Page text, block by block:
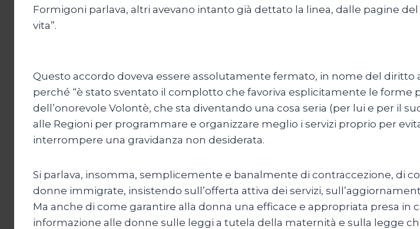
Formigoni parlava, altri avevano intanto già dettato la linea, dalle pagine
vita”.
Questo accordo doveva essere assolutamente fermato, in nome del diritto
perché “è stato sventato il complotto che favoriva esplicitamente le forme
dell’onorevole Volontè, che sta diventando una cosa seria (per lui e per il
alle Regioni per programmare e organizzare meglio i servizi proprio per
interrompere una gravidanza non desiderata.
Si parlava, insomma, semplicemente e banalmente di contraccezione, di
donne immigrate, insistendo sull’offerta attiva dei servizi,
Ma anche di come garantire alla donna una efficace e appropriata presa
informazione alle donne sulle leggi a tutela della maternità e sulla legge